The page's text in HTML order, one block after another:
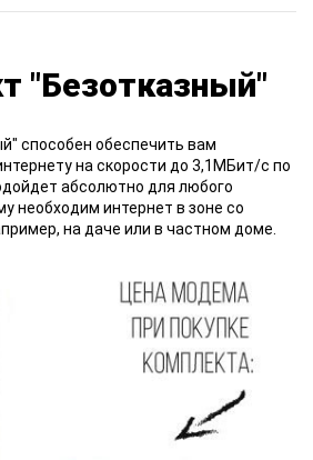
"Безотказный"
способен обеспечить вам
на скорости до 3,1МБит/с по
абсолютно для любого
необходим интернет в зоне со
на даче или в частном доме.